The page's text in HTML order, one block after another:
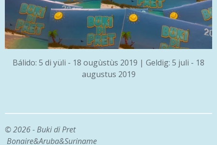
Bálido: 5 di yüli - 18 ougùstùs 2019 | Geldig: 5 juli - 18
augustus 2019
© 2026 - Buki di Pret
Bonaire&Aruba&Suriname